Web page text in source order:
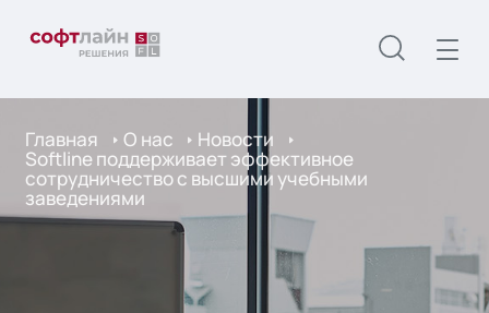
Главная О нас Новости
Softline поддерживает эффективное
сотрудничество с высшими учебными
заведениями